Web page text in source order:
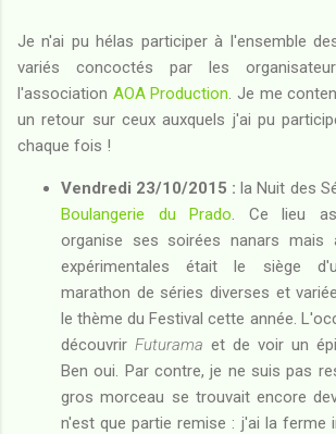
Je n'ai pu hélas participer à l'ensemble
variés concoctés par les
l'association AOA Production . Je me
un retour sur ceux auxquels j'ai pu
chaque fois !
Vendredi 23/10/2015 : la Nuit des
Boulangerie du Prado . Ce lieu
organise ses soirées nanars mais
expérimentales était le siège
marathon de séries diverses et
le thème du Festival cette année.
découvrir Futurama et de voir un
Ben oui. Par contre, je ne suis pas
gros morceau se trouvait encore
n'est que partie remise : j'ai la ferme